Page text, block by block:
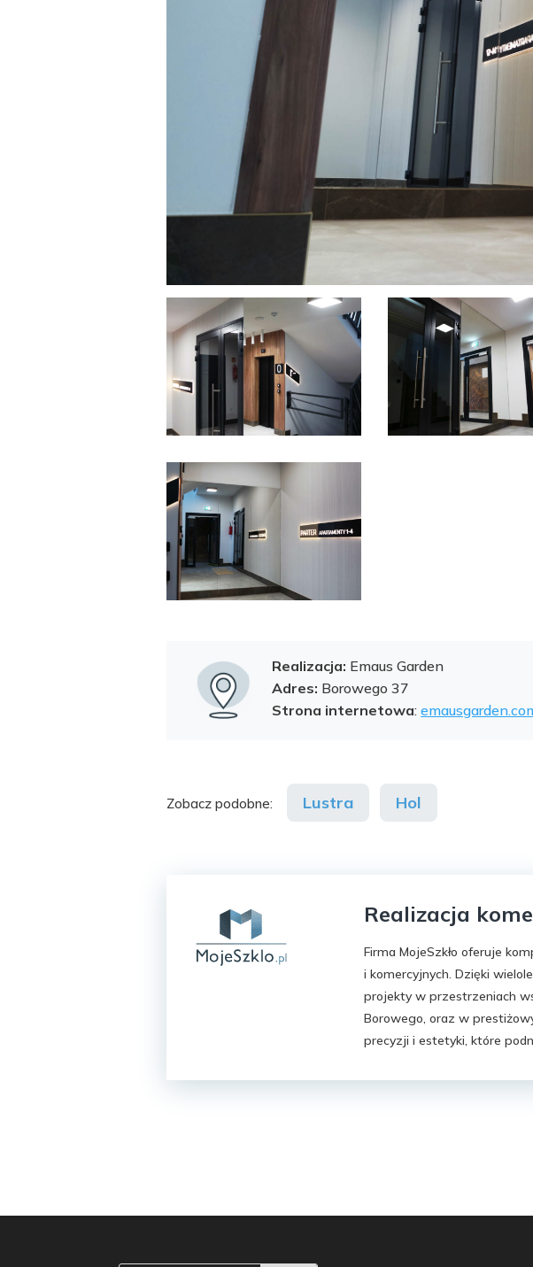
Realizacja: Emaus Garden
Adres: Borowego 37
Strona internetowa:
Zobacz podobne: Lustra Hol
Realizacja
Firma MojeSzkło oferuje
i komercyjnych. Dzięki
projekty w przestrzeniach
Borowego, oraz w
precyzji i estetyki, które